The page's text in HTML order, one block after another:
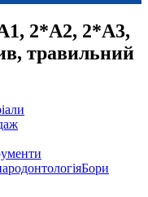
2*A2, 2*A3,
травильний
Бори